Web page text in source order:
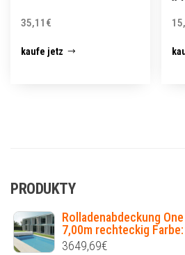
35,11 €
kaufe jetz
PRODUKTY
Rolladenabdeckung
7,00m rechteckig
3649,69€